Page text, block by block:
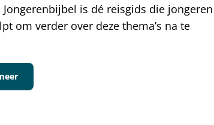
Jongerenbijbel is dé reisgids die jongeren
om verder over deze thema’s na te